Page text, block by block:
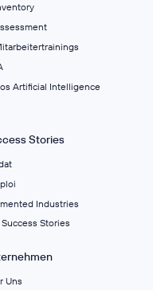
Artificial Intelligence
Stories
Industries
Stories
Uns